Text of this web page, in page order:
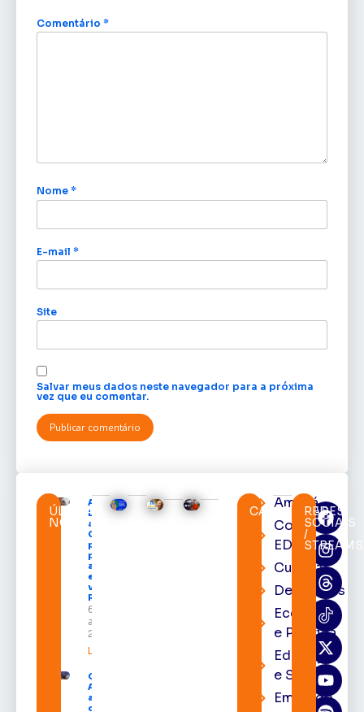
Comentário *
Nome *
E-mail *
Site
Salvar meus dados neste navegador para a próxima
vez que eu comentar.
ÚLTIMAS
NOTÍCIAS
Após veto,
Lula envia
ao
Congresso
projeto
para criar
a UNIFRON
e grava
vídeo para
Randolfe
6 de
agosto de
2026
Leia mais »
Governo do
Amapá
amplia
oferta de
CATEGORIAS
Amapá
Cortes
EDcast
Cultura
Destaques
Economia
e Política
Educação
e Saúde
Emprego
REDES
SOCIAIS
/
STREAMS